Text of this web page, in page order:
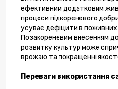
ефективним додатковим
процеси підкореневого
усуває дефіцити в поживних
Позакореневим внесенням
розвитку культур може
врожаю та покращенні
Переваги використання